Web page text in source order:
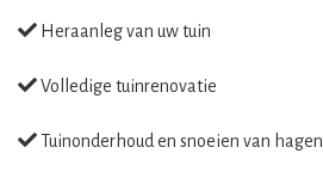
Heraanleg van uw tuin
Volledige tuinrenovatie
Tuinonderhoud en snoeien van hagen